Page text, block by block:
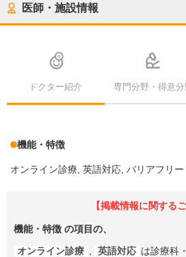
医師・施設情報
ドクター紹介 専門分野・得意分
機能・特徴
オンライン診療 英語対応 バリアフリー
【掲載情報に関するご
機能・特徴 の項目の、
オンライン診療 英語対応 は診療科